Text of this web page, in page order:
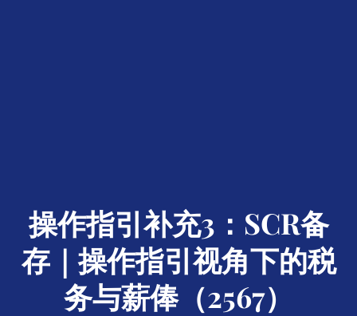
操作指引补充3：SCR备
存｜操作指引视角下的税
务与薪俸（2567）